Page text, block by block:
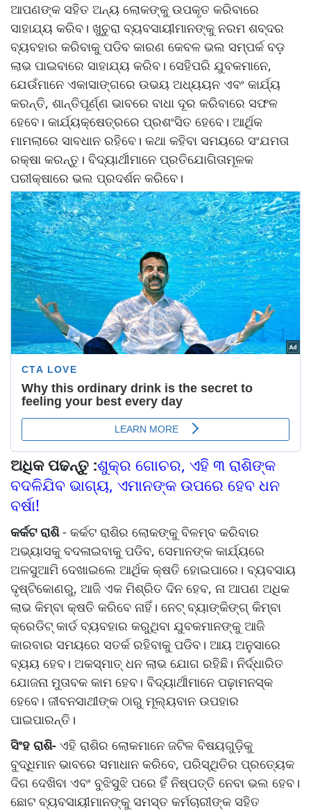
ଆପଣଙ୍କ ସହିତ ଅନ୍ୟ ଲୋକଙ୍କୁ ଉପକୃତ କରିବାରେ
ସାହାଯ୍ୟ କରିବ। ଖୁଚୁରା ବ୍ୟବସାୟୀମାନଙ୍କୁ ନରମ ଶବ୍ଦର
ବ୍ୟବହାର କରିବାକୁ ପଡିବ କାରଣ କେବଳ ଭଲ ସମ୍ପର୍କ ବଡ଼
ଲାଭ ପାଇବାରେ ସାହାଯ୍ୟ କରିବ। ସେହିପରି ଯୁବକମାନେ,
ଯେଉଁମାନେ ଏକାସାଙ୍ଗରେ ଉଭୟ ଅଧ୍ୟୟନ ଏବଂ କାର୍ଯ୍ୟ
କରନ୍ତି, ଶାନ୍ତିପୂର୍ଣ୍ଣ ଭାବରେ ବାଧା ଦୂର କରିବାରେ ସଫଳ
ହେବେ। କାର୍ଯ୍ୟକ୍ଷେତ୍ରରେ ପ୍ରଶଂସିତ ହେବେ। ଆର୍ଥିକ
ମାମଲାରେ ସାବଧାନ ରହିବେ। କଥା କହିବା ସମୟରେ ସଂଯମତା
ରକ୍ଷା କରନ୍ତୁ। ବିଦ୍ୟାର୍ଥୀମାନେ ପ୍ରତିଯୋଗିତାମୂଳକ
ପରୀକ୍ଷାରେ ଭଲ ପ୍ରଦର୍ଶନ କରିବେ।
ଅଧିକ ପଢନ୍ତୁ :ଶୁକ୍ର ଗୋଚର, ଏହି ୩ ରାଶିଙ୍କ
ବଦଳିଯିବ ଭାଗ୍ୟ, ଏମାନଙ୍କ ଉପରେ ହେବ ଧନ
ବର୍ଷା!
କର୍କଟ ରାଶି- କର୍କଟ ରାଶିର ଲୋକଙ୍କୁ ବିଳମ୍ବ କରିବାର
ଅଭ୍ୟାସକୁ ବଦଳାଇବାକୁ ପଡିବ, ସେମାନଙ୍କ କାର୍ଯ୍ୟରେ
ଅଳସୁଆମି ଦେଖାଇଲେ ଆର୍ଥିକ କ୍ଷତି ହୋଇପାରେ। ବ୍ୟବସାୟ
ଦୃଷ୍ଟିକୋଣରୁ, ଆଜି ଏକ ମିଶ୍ରିତ ଦିନ ହେବ, ନା ଆପଣ ଅଧିକ
ଲାଭ କିମ୍ବା କ୍ଷତି କରିବେ ନାହିଁ। ନେଟ୍ ବ୍ୟାଙ୍କିଙ୍ଗ୍ କିମ୍ବା
କ୍ରେଡିଟ୍ କାର୍ଡ ବ୍ୟବହାର କରୁଥିବା ଯୁବକମାନଙ୍କୁ ଆଜି
କାରବାର ସମୟରେ ସତର୍କ ରହିବାକୁ ପଡିବ। ଆୟ ଅନୁସାରେ
ବ୍ୟୟ ହେବ। ଅକସ୍ମାତ୍‌ ଧନ ଲାଭ ଯୋଗ ରହିଛି। ନିର୍ଦ୍ଧାରିତ
ଯୋଜନା ମୁତାବକ କାମ ହେବ। ବିଦ୍ୟାର୍ଥୀମାନେ ପଢ଼ାମନସ୍କ
ହେବେ। ଜୀବନସାଥୀଙ୍କ ଠାରୁ ମୂଲ୍ୟବାନ ଉପହାର
ପାଇପାରନ୍ତି।
ସିଂହ ରାଶି- ଏହି ରାଶିର ଲୋକମାନେ ଜଟିଳ ବିଷୟଗୁଡ଼ିକୁ
ବୁଦ୍ଧିମାନ ଭାବରେ ସମାଧାନ କରିବେ, ପରିସ୍ଥିତିର ପ୍ରତ୍ୟେକ
ଦିଗ ଦେଖିବା ଏବଂ ବୁଝିସୁଝି ପରେ ହିଁ ନିଷ୍ପତ୍ତି ନେବା ଭଲ ହେବ।
ଛୋଟ ବ୍ୟବସାୟୀମାନଙ୍କୁ ସମସ୍ତ କର୍ମଚାରୀଙ୍କ ସହିତ